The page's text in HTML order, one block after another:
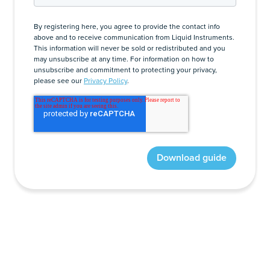
By registering here, you agree to provide the contact info
above and to receive communication from Liquid Instruments.
This information will never be sold or redistributed and you
may unsubscribe at any time. For information on how to
unsubscribe and commitment to protecting your privacy,
please see our Privacy Policy.